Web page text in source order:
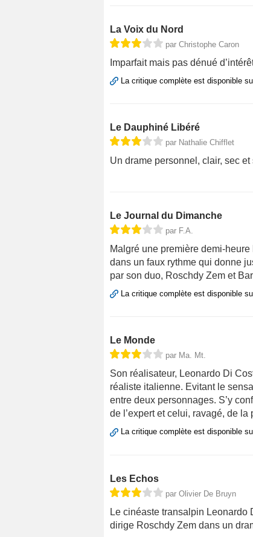
La Voix du Nord
par Christophe Caron
Imparfait mais pas dénué
La critique complète est disponible
Le Dauphiné Libéré
par Nathalie Chifflet
Un drame personnel, clair, sec et
Le Journal du Dimanche
par F.A.
Malgré une première demi-
dans un faux rythme qui donne
par son duo, Roschdy Zem et
La critique complète est disponible
Le Monde
par Ma. Mt.
Son réalisateur, Leonardo Di
réaliste italienne. Evitant le
entre deux personnages. S’y
de l’expert et celui, ravagé, de la
La critique complète est disponible
Les Echos
par Olivier De Bruyn
Le cinéaste transalpin
dirige Roschdy Zem dans un